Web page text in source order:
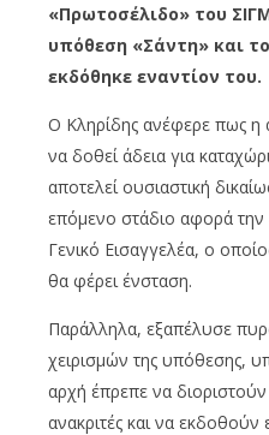
«Πρωτοσέλιδο» του
υπόθεση «Σάντη» και
εκδόθηκε εναντίον του.
Ο Κληρίδης ανέφερε πως η
να δοθεί άδεια για
αποτελεί ουσιαστική
επόμενο στάδιο αφορά την
Γενικό Εισαγγελέα, ο
θα φέρει ένσταση.
Παράλληλα, εξαπέλυσε
χειρισμών της υπόθεσης,
αρχή έπρεπε να διοριστούν
ανακριτές και να εκδοθούν